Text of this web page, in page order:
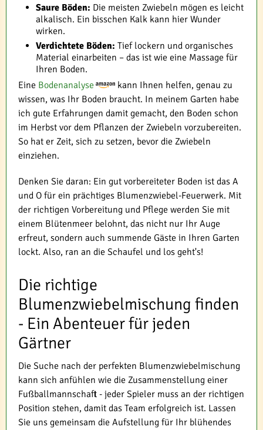
Saure Böden: Die meisten Zwiebeln mögen es leicht
alkalisch. Ein bisschen Kalk kann hier Wunder
wirken.
Verdichtete Böden: Tief lockern und organisches
Material einarbeiten – das ist wie eine Massage für
Ihren Boden.
Eine Bodenanalyse
kann Ihnen helfen, genau zu
wissen, was Ihr Boden braucht. In meinem Garten habe
ich gute Erfahrungen damit gemacht, den Boden schon
im Herbst vor dem Pflanzen der Zwiebeln vorzubereiten.
So hat er Zeit, sich zu setzen, bevor die Zwiebeln
einziehen.
Denken Sie daran: Ein gut vorbereiteter Boden ist das A
und O für ein prächtiges Blumenzwiebel-Feuerwerk. Mit
der richtigen Vorbereitung und Pflege werden Sie mit
einem Blütenmeer belohnt, das nicht nur Ihr Auge
erfreut, sondern auch summende Gäste in Ihren Garten
lockt. Also, ran an die Schaufel und los geht's!
Die richtige
Blumenzwiebelmischung finden
- Ein Abenteuer für jeden
Gärtner
Die Suche nach der perfekten Blumenzwiebelmischung
kann sich anfühlen wie die Zusammenstellung einer
Fußballmannschaft - jeder Spieler muss an der richtigen
Position stehen, damit das Team erfolgreich ist. Lassen
Sie uns gemeinsam die Aufstellung für Ihr blühendes